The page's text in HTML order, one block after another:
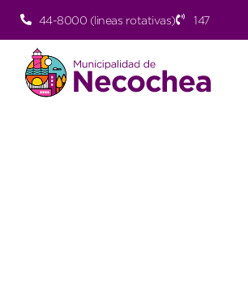
44-8000 (lineas rotativas) 147